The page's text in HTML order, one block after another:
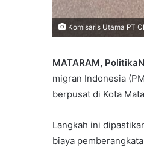
Komisaris Utama PT
MATARAM,
migran Indonesia
berpusat di Kota
Langkah ini
biaya